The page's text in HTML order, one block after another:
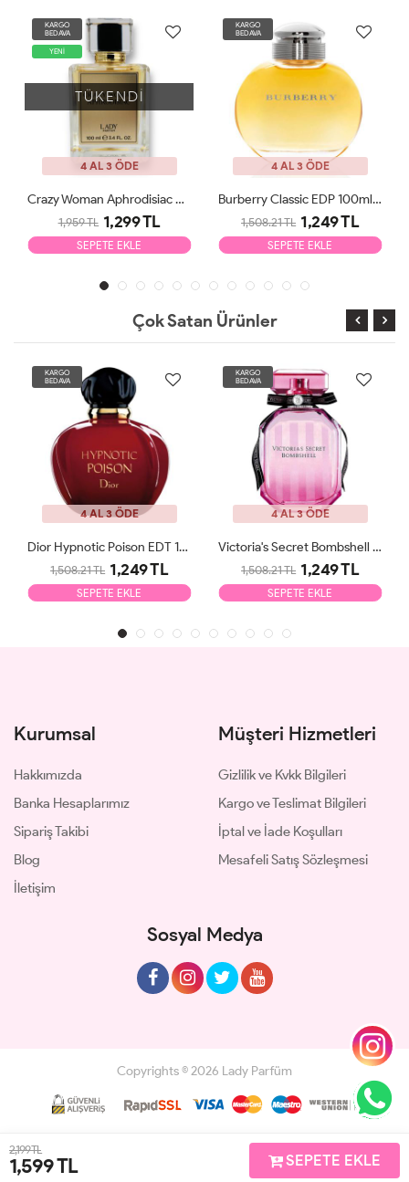
2,199 TL
1,599TL SEPETE EKLE
KARGO
BEDAVA
YENİ
4 AL 3 ÖDE
TÜKENDİ
Crazy Woman Aphrodisiac EDP 100ml Kadın Parfüm
1,959 TL 1,299 TL
SEPETE EKLE
KARGO
BEDAVA
4 AL 3 ÖDE
Burberry Classic EDP 100ml Kadın Parfüm Tester
1,508.21 TL 1,249 TL
SEPETE EKLE
Çok Satan Ürünler
KARGO
BEDAVA
4 AL 3 ÖDE
Dior Hypnotic Poison EDT 100ml Kadın Parfüm Tester
1,508.21 TL 1,249 TL
SEPETE EKLE
KARGO
BEDAVA
4 AL 3 ÖDE
Victoria's Secret Bombshell EDP 100ml Kadın Parfüm Tester
1,508.21 TL 1,249 TL
SEPETE EKLE
Kurumsal
Hakkımızda
Banka Hesaplarımız
Sipariş Takibi
Blog
İletişim
Müşteri Hizmetleri
Gizlilik ve Kvkk Bilgileri
Kargo ve Teslimat Bilgileri
İptal ve İade Koşulları
Mesafeli Satış Sözleşmesi
Sosyal Medya
Copyrights © 2026 Lady Parfüm
Geliştir - powered by innovation
Anasayfa Sipariş Takibi İletişim